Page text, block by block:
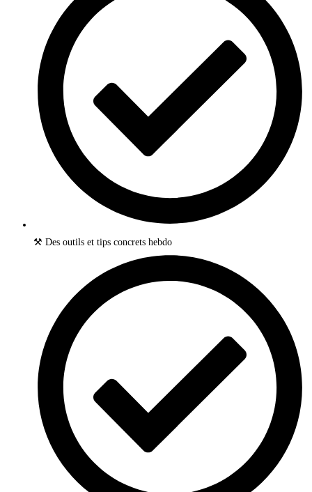
⚒️ Des outils et tips concrets hebdo